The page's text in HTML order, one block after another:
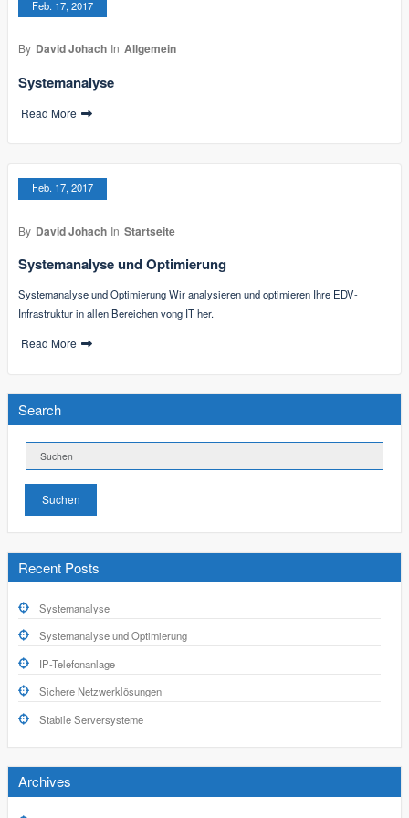
Feb. 17, 2017
By David Johach In Allgemein
Systemanalyse
Read More
Feb. 17, 2017
By David Johach In Startseite
Systemanalyse und Optimierung
Systemanalyse und Optimierung Wir analysieren und optimieren Ihre EDV-
Infrastruktur in allen Bereichen vong IT her.
Read More
Search
Suchen
Recent Posts
Systemanalyse
Systemanalyse und Optimierung
IP-Telefonanlage
Sichere Netzwerklösungen
Stabile Serversysteme
Archives